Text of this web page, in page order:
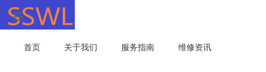
首页 关于我们 服务指南 维修资讯